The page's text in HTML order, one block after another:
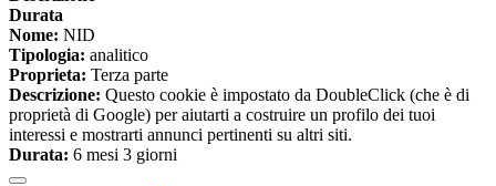
Durata
Nome: NID
Tipologia: analitico
Proprieta: Terza parte
Descrizione: Questo cookie è impostato da DoubleClick (che è di
proprietà di Google) per aiutarti a costruire un profilo dei tuoi
interessi e mostrarti annunci pertinenti su altri siti.
Durata: 6 mesi 3 giorni